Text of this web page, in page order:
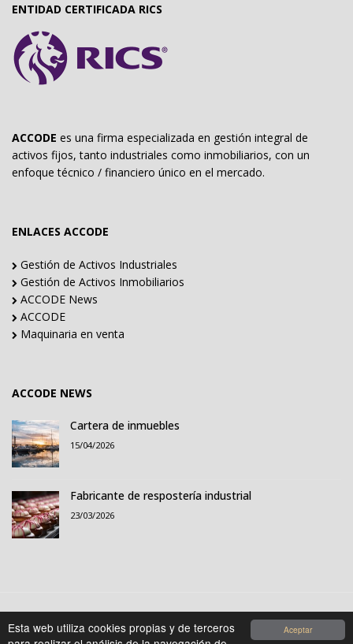
Aceptar
Esta web utiliza cookies propias y de terceros
ENTIDAD CERTIFICADA RICS
ACCODE es una firma especializada en gestión integral de
activos fijos, tanto industriales como inmobiliarios, con un
enfoque técnico / financiero único en el mercado.
ENLACES ACCODE
Gestión de Activos Industriales
Gestión de Activos Inmobiliarios
ACCODE News
ACCODE
Maquinaria en venta
ACCODE NEWS
Cartera de inmuebles
15/04/2026
Fabricante de respostería industrial
23/03/2026
© 2021-2026 Accode Business Influencers, S.L..